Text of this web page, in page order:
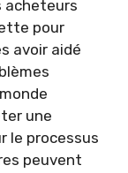
acheteurs
pour
avoir aidé
une
le processus
peuvent